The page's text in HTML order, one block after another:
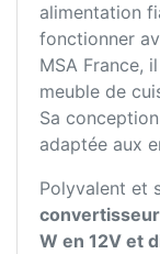
alimentation
fonctionner
MSA France,
meuble de
Sa
adaptée aux
Polyvalent et
convertisseur
W en 12V et